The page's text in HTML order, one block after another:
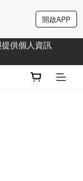
開啟APP
訊
供個人資訊
訊